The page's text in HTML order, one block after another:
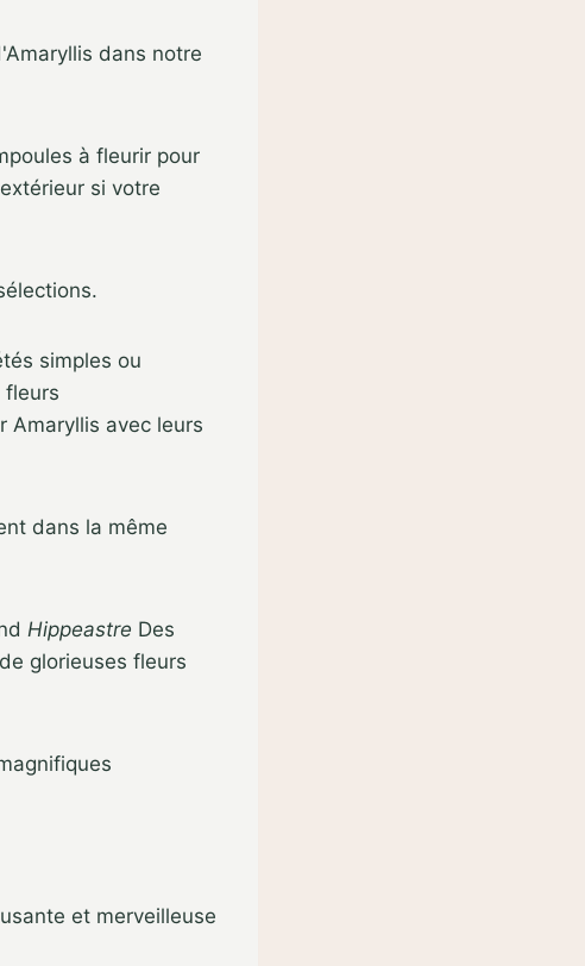
dans notre
à fleurir pour
si votre
simples ou
fleurs
Amaryllis avec leurs
dans la même
Hippeastre Des
glorieuses fleurs
et merveilleuse